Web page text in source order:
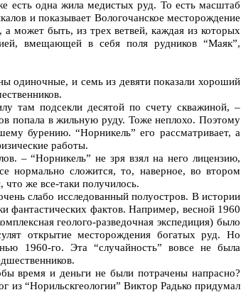
есть одна жила медистых руд. То есть масштаб
и показывает Вологочанское месторождение
может быть, из трех ветвей, каждая из которых
вмещающей в себя поля рудников “Маяк”,
одиночные, и семь из девяти показали хороший
там подсекли десятой по счету скважиной, –
попала в жильную руду. Тоже неплохо. Поэтому
бурению. “Норникель” его рассматривает, а
работы.
– “Норникель” не зря взял на него лицензию,
нормально сложится, то, наверное, во втором
же все-таки получилось.
слабо исследованный полуостров. В истории
фантастических фактов. Например, весной 1960
геолого-разведочная экспедиция) было
открытие месторождения богатых руд. Но
1960-го. Эта “случайность” вовсе не была
время и деньги не были потрачены напрасно?
из “Норильскгеологии” Виктор Радько придумал